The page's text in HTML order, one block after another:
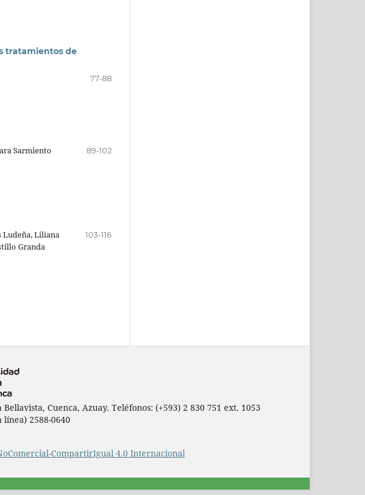
tratamientos de
77-88
Sarmiento
89-102
Ludeña, Liliana
Granda
103-116
Cuenca, Azuay. Teléfonos: (+593) 2 830 751 ext. 1053
línea) 2588-0640
CompartirIgual 4.0 Internacional